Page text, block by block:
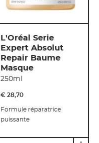
L'Oréal Serie
Expert Absolut
Repair Baume
Masque
250ml
€ 28,70
Formule réparatrice
puissante